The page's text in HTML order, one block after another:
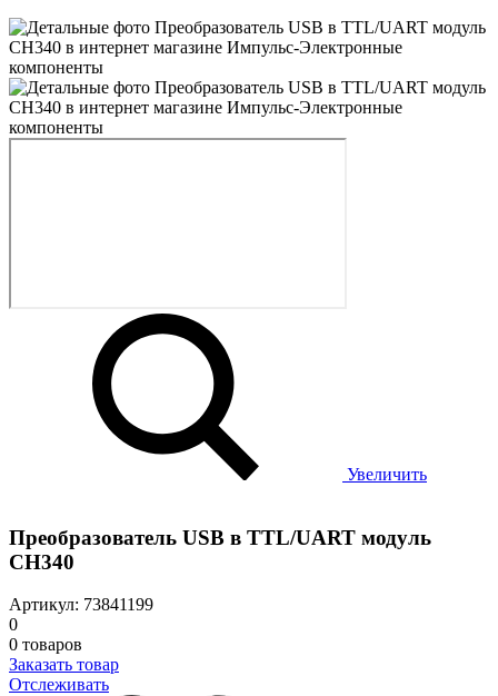
Увеличить
Преобразователь USB в TTL/UART модуль
CH340
Артикул: 73841199
0
0 товаров
Заказать товар
Отслеживать